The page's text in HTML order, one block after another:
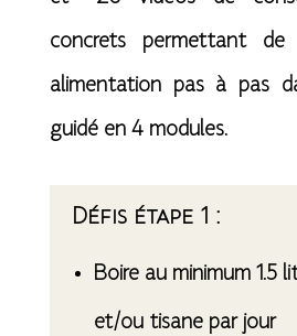
concrets permettant de
alimentation pas à pas
guidé en 4 modules.
Défis étape 1 :
Boire au minimum 1.5
et/ou tisane par jour